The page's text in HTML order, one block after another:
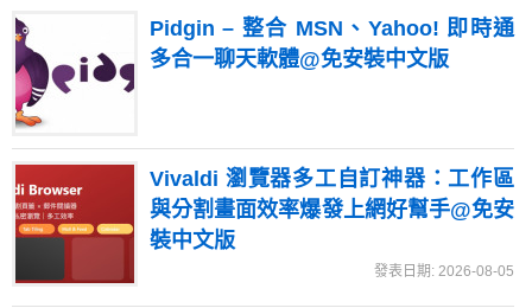
Pidgin – 整合 MSN、Yahoo! 即時通
多合一聊天軟體@免安裝中文版
Vivaldi 瀏覽器多工自訂神器：工作區
與分割畫面效率爆發上網好幫手@免安
裝中文版
發表日期: 2026-08-05